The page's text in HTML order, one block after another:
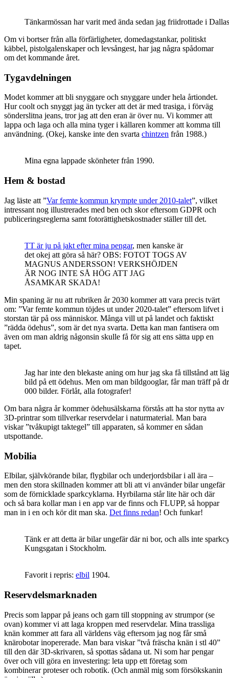
Tänkarmössan har varit med ända sedan jag friidrottade i
Om vi bortser från alla förfärligheter, domedagstankar, politiskt
käbbel, pistolgalenskaper och levsångest, har jag några spådomar
om det kommande året.
Tygavdelningen
Modet kommer att bli snyggare och snyggare under hela årtiondet.
Hur coolt och snyggt jag än tycker att det är med trasiga, i förväg
sönderslitna jeans, tror jag att den eran är över nu. Vi kommer att
lappa och laga och alla mina tyger i källaren kommer att komma till
användning. (Okej, kanske inte den svarta chintzen från 1988.)
Mina egna lappade skönheter från 1990.
Hem & bostad
Jag läste att ”Var femte kommun krympte under 2010-talet”, vilket
intressant nog illustrerades med ben och skor eftersom GDPR och
publiceringsreglerna samt fotorättighetskostnader ställer till det.
TT är ju på jakt efter mina pengar, men kanske är
det okej att göra så här? OBS: FOTOT TOGS AV
MAGNUS ANDERSSON! VERKSHÖJDEN
ÄR NOG INTE SÅ HÖG ATT JAG
ÅSAMKAR SKADA!
Min spaning är nu att rubriken år 2030 kommer att vara precis tvärt
om: ”Var femte kommun töjdes ut under 2020-talet” eftersom lifvet i
storstan tär på oss människor. Många vill ut på landet och faktiskt
”rädda ödehus”, som är det nya svarta. Detta kan man fantisera om
även om man aldrig någonsin skulle få för sig att ens sätta upp en
tapet.
Jag har inte den blekaste aning om hur jag ska få tillstånd att
bild på ett ödehus. Men om man bildgooglar, får man träff på
000 bilder. Förlåt, alla fotografer!
Om bara några år kommer ödehusälskarna förstås att ha stor nytta av
3D-printrar som tillverkar reservdelar i naturmaterial. Man bara
viskar ”tvåkupigt taktegel” till apparaten, så kommer en sådan
utspottande.
Mobilia
Elbilar, självkörande bilar, flygbilar och underjordsbilar i all ära –
men den stora skillnaden kommer att bli att vi använder bilar ungefär
som de förnicklade sparkcyklarna. Hyrbilarna står lite här och där
och så bara kollar man i en app var de finns och FLUPP, så hoppar
man in i en och kör dit man ska. Det finns redan! Och funkar!
Tänk er att detta är bilar ungefär där ni bor, och alls inte
Kungsgatan i Stockholm.
Favorit i repris: elbil 1904.
Reservdelsmarknaden
Precis som lappar på jeans och garn till stoppning av strumpor (se
ovan) kommer vi att laga kroppen med reservdelar. Mina trassliga
knän kommer att fara all världens väg eftersom jag nog får små
knärobotar inopererade. Man bara viskar ”två fräscha knän i stl 40”
till den där 3D-skrivaren, så spottas sådana ut. Ni som har pengar
över och vill göra en investering: leta upp ett företag som
kombinerar proteser och robotik. (Och anmäl mig som försökskanin